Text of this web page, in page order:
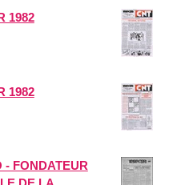
1982
1982
- FONDATEUR